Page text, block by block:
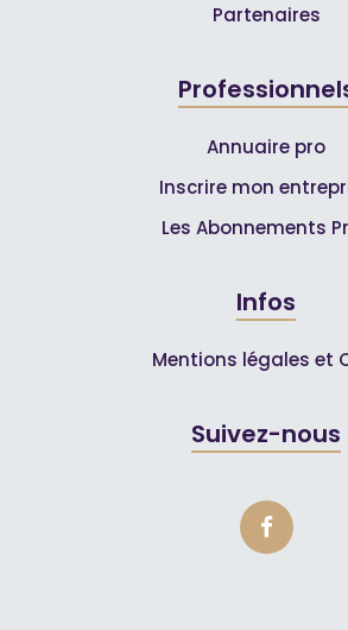
Partenaires
Annuaire pro
Inscrire mon
Les Abonnements
Infos
Mentions légales et
Suivez-nous